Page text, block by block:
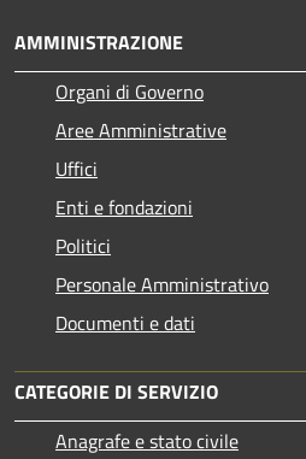
AMMINISTRAZIONE
Organi di Governo
Aree Amministrative
Uffici
Enti e fondazioni
Politici
Personale Amministrativo
Documenti e dati
CATEGORIE DI SERVIZIO
Anagrafe e stato civile